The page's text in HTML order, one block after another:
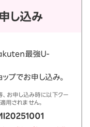
し込み
最強U-
プでお申し込み。
お申し込み時に以下クー
用されません。